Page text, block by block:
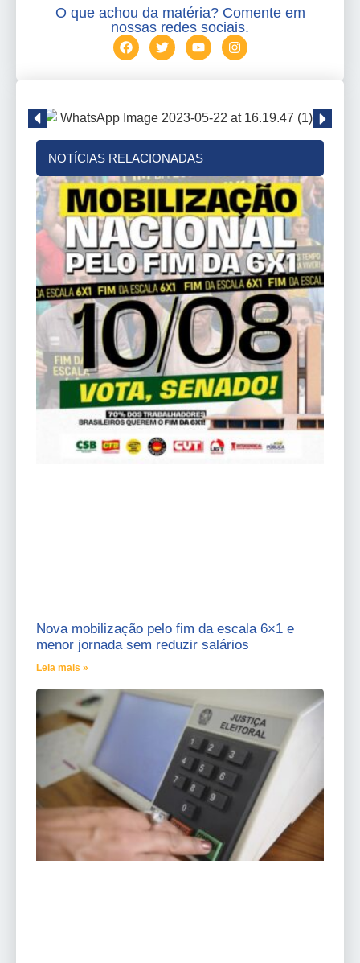
O que achou da matéria? Comente em
nossas redes sociais.
NOTÍCIAS RELACIONADAS
Nova mobilização pelo fim da escala 6×1 e
menor jornada sem reduzir salários
Leia mais »